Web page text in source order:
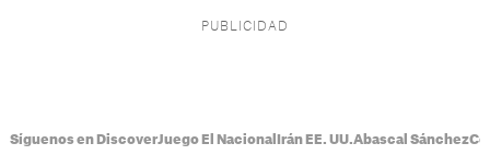
Síguenos en DiscoverJuego El Nacional Irán EE. UU.Abascal Sánchez